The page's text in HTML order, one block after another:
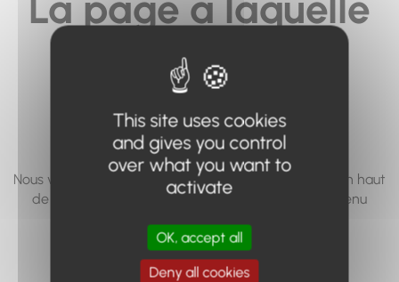
vous cherchez à
accéder n'existe
pas... ou plus.
Nous vous invitons à utiliser le moteur de recherche en haut
de page, ou à utiliser le menu pour trouver le contenu
Retour à l'accueil
This site uses cookies
and gives you control
over what you want to
activate
OK, accept all
Deny all cookies